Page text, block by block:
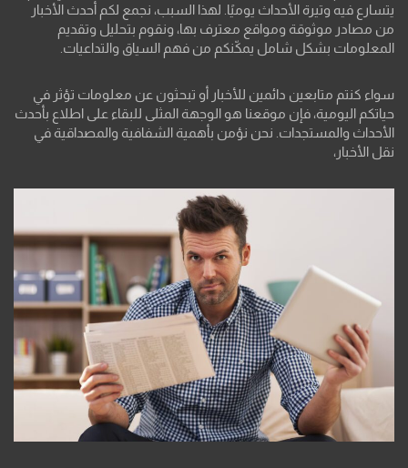
يتسارع فيه وتيرة الأحداث يوميًا. لهذا السبب، نجمع لكم أحدث الأخبار
من مصادر موثوقة ومواقع معترف بها، ونقوم بتحليل وتقديم
المعلومات بشكل شامل يمكّنكم من فهم السياق والتداعيات.
سواء كنتم متابعين دائمين للأخبار أو تبحثون عن معلومات تؤثر في
حياتكم اليومية، فإن موقعنا هو الوجهة المثلى للبقاء على اطلاع بأحدث
الأحداث والمستجدات. نحن نؤمن بأهمية الشفافية والمصداقية في
نقل الأخبار،